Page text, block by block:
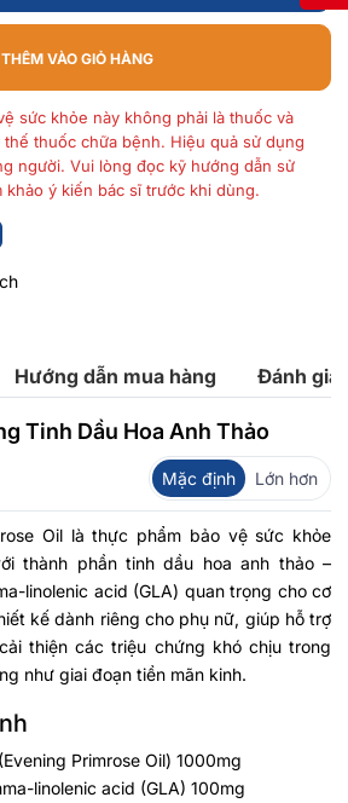
THÊM VÀO GIỎ HÀNG
sức khỏe này không phải là thuốc và
thuốc chữa bệnh. Hiệu quả sử dụng
người. Vui lòng đọc kỹ hướng dẫn sử
khảo ý kiến bác sĩ trước khi dùng.
Hướng dẫn mua hàng Đánh giá
Tinh Dầu Hoa Anh Thảo
Mặc định Lớn hơn
Oil là thực phẩm bảo vệ sức khỏe
thành phần tinh dầu hoa anh thảo –
linolenic acid (GLA) quan trọng cho cơ
kế dành riêng cho phụ nữ, giúp hỗ trợ
thiện các triệu chứng khó chịu trong
như giai đoạn tiền mãn kinh.
Primrose Oil) 1000mg
linolenic acid (GLA) 100mg